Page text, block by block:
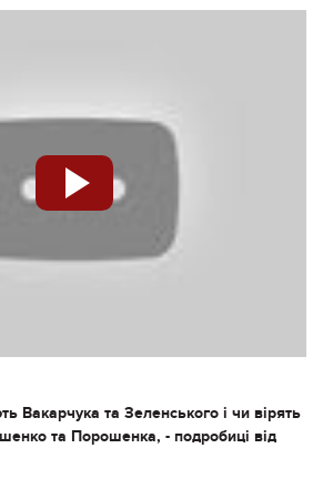
Вакарчука та Зеленського і чи вірять
та Порошенка, - подробиці від